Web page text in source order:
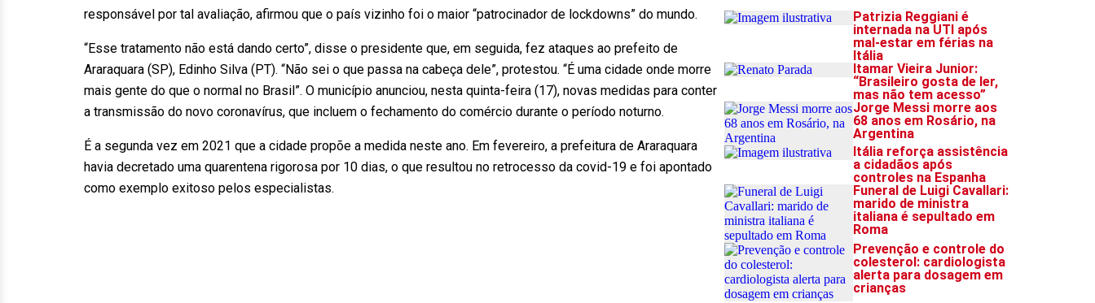
responsável por tal avaliação, afirmou que o país vizinho foi o maior “patrocinador de lockdowns” do mundo.
“Esse tratamento não está dando certo”, disse o presidente que, em seguida, fez ataques ao prefeito de
Araraquara (SP), Edinho Silva (PT). “Não sei o que passa na cabeça dele”, protestou. “É uma cidade onde morre
mais gente do que o normal no Brasil”. O município anunciou, nesta quinta-feira (17), novas medidas para conter
a transmissão do novo coronavírus, que incluem o fechamento do comércio durante o período noturno.
É a segunda vez em 2021 que a cidade propõe a medida neste ano. Em fevereiro, a prefeitura de Araraquara
havia decretado uma quarentena rigorosa por 10 dias, o que resultou no retrocesso da covid-19 e foi apontado
como exemplo exitoso pelos especialistas.